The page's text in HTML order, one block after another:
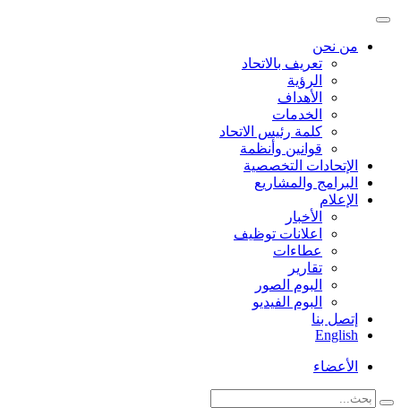
من نحن
تعريف بالاتحاد
الرؤية
الأهداف
الخدمات
كلمة رئيس الاتحاد
قوانين وأنظمة
الإتحادات التخصصية
البرامج والمشاريع
الإعلام
الأخبار
اعلانات توظيف
عطاءات
تقارير
البوم الصور
البوم الفيديو
إتصل بنا
English
الأعضاء